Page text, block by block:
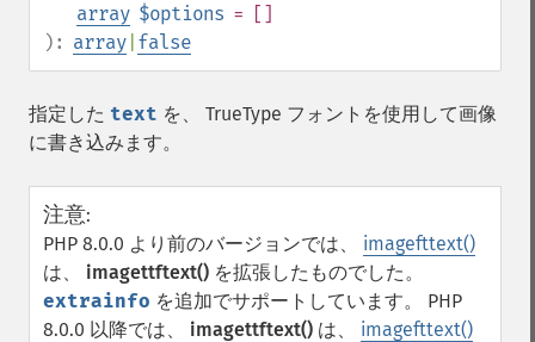
array $options = []
): array false
指定した text を、 TrueType フォントを使用して画像
に書き込みます。
注意:
PHP 8.0.0 より前のバージョンでは、 imagefttext()
は、 imagettftext() を拡張したものでした。
extrainfo を追加でサポートしています。 PHP
8.0.0 以降では、 imagettftext() は、 imagefttext()